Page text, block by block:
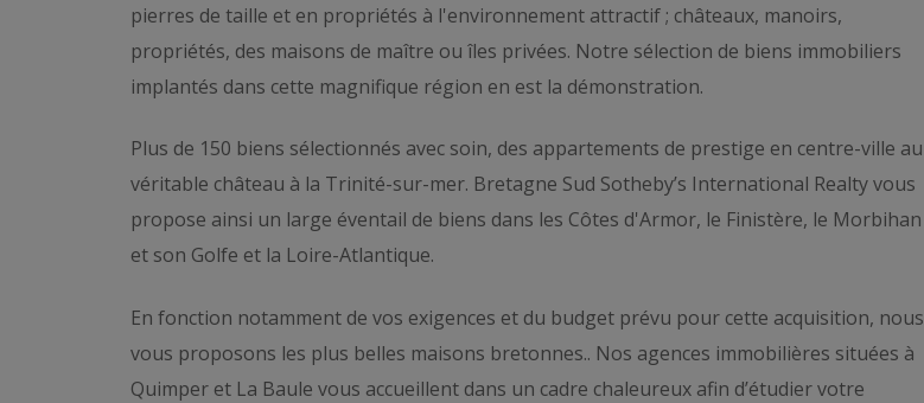
pierres de taille et en propriétés à l'environnement attractif ; châteaux, manoirs,
propriétés, des maisons de maître ou îles privées. Notre sélection de biens immobiliers
implantés dans cette magnifique région en est la démonstration.
Plus de 150 biens sélectionnés avec soin, des appartements de prestige en centre-ville au
véritable château à la Trinité-sur-mer. Bretagne Sud Sotheby’s International Realty vous
propose ainsi un large éventail de biens dans les Côtes d'Armor, le Finistère, le Morbihan
et son Golfe et la Loire-Atlantique.
En fonction notamment de vos exigences et du budget prévu pour cette acquisition, nous
vous proposons les plus belles maisons bretonnes.. Nos agences immobilières situées à
Quimper et La Baule vous accueillent dans un cadre chaleureux afin d’étudier votre